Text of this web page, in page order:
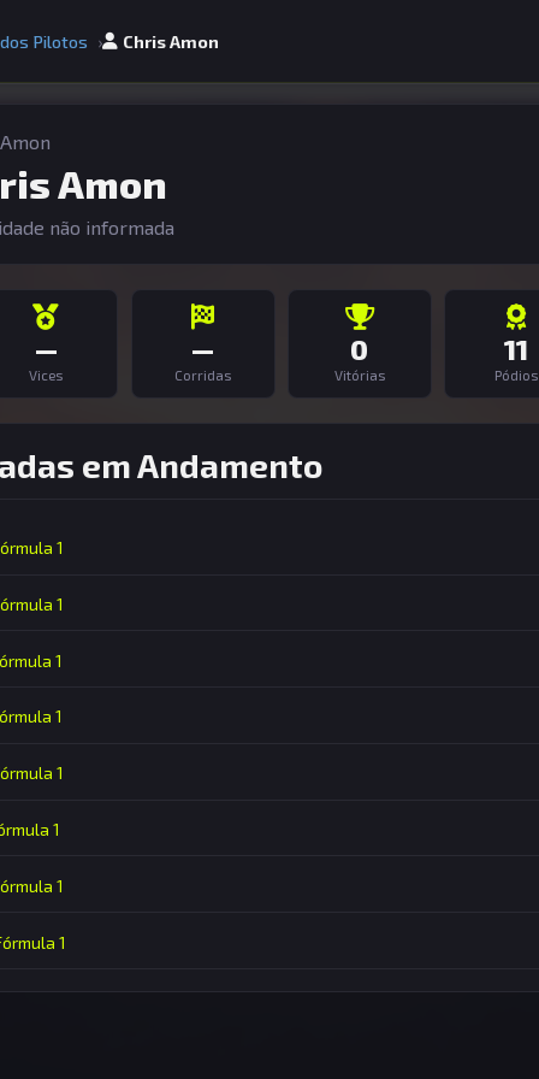
Pilotos Chris Amon
Amon
não informada
—
Vices
—
Corridas
0
Vitórias
11
Pódios
em Andamento
1
1
1
1
1
1
1
1